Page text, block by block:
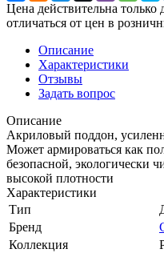
Цена действительна
отличаться от цен в
Описание
Характеристики
Отзывы
Задать вопрос
Описание
Акриловый поддон,
Может армироваться как
безопасной, экологически
высокой плотности
Характеристики
Тип
Бренд
Коллекция